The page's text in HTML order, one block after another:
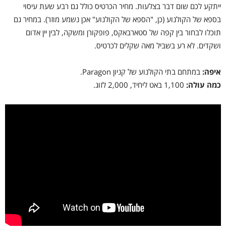
ייתקע לכם שום דבר בצלעות. מחיר הכרטיס כולל גם רבע שעת עיסוי
בספא של הקולנוע (כן, "הספא של הקולנוע" אכן נשמע מוזר). במחיר גם
תוכלו לבחור בין קפה של סטארבאקס, פופקורן ומשקה, לבין יין אדום
ושקדים. לא רע בשביל מאה שקלים לכרטיס.
איפה: במתחם בתי הקולנוע של קניון Paragon.
כמה עולה: 1,100 באט ליחיד, 2,000 לזוג.